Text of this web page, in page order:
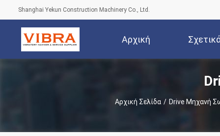
Shanghai Yekun Construction Machinery Co., Ltd.
Αρχική
Αρχική Σελίδα / Drive Μηχανή